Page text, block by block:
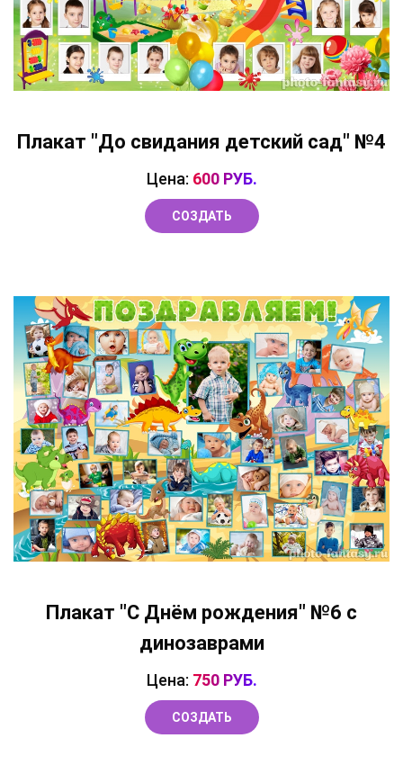
Плакат "До свидания детский сад" №4
Цена: 600 РУБ.
СОЗДАТЬ
Плакат "С Днём рождения" №6 с
динозаврами
Цена: 750 РУБ.
СОЗДАТЬ